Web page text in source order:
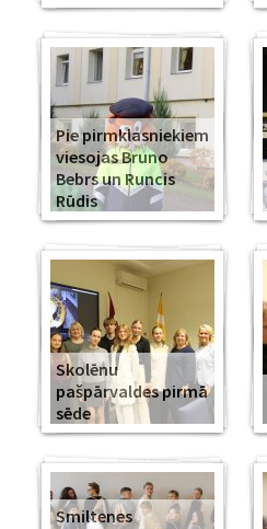
Pie pirmklasniekiem
viesojas Bruno
Bebrs un Runcis
Rūdis
Skolēnu
pašpārvaldes pirmā
sēde
Smiltenes